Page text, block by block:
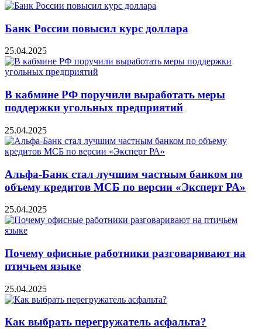
Банк России повысил курс доллара
25.04.2025
В кабмине РФ поручили выработать меры
поддержки угольных предприятий
25.04.2025
Альфа-Банк стал лучшим частным банком по
объему кредитов МСБ по версии «Эксперт РА»
25.04.2025
Почему офисные работники разговаривают на
птичьем языке
25.04.2025
Как выбрать перегружатель асфальта?